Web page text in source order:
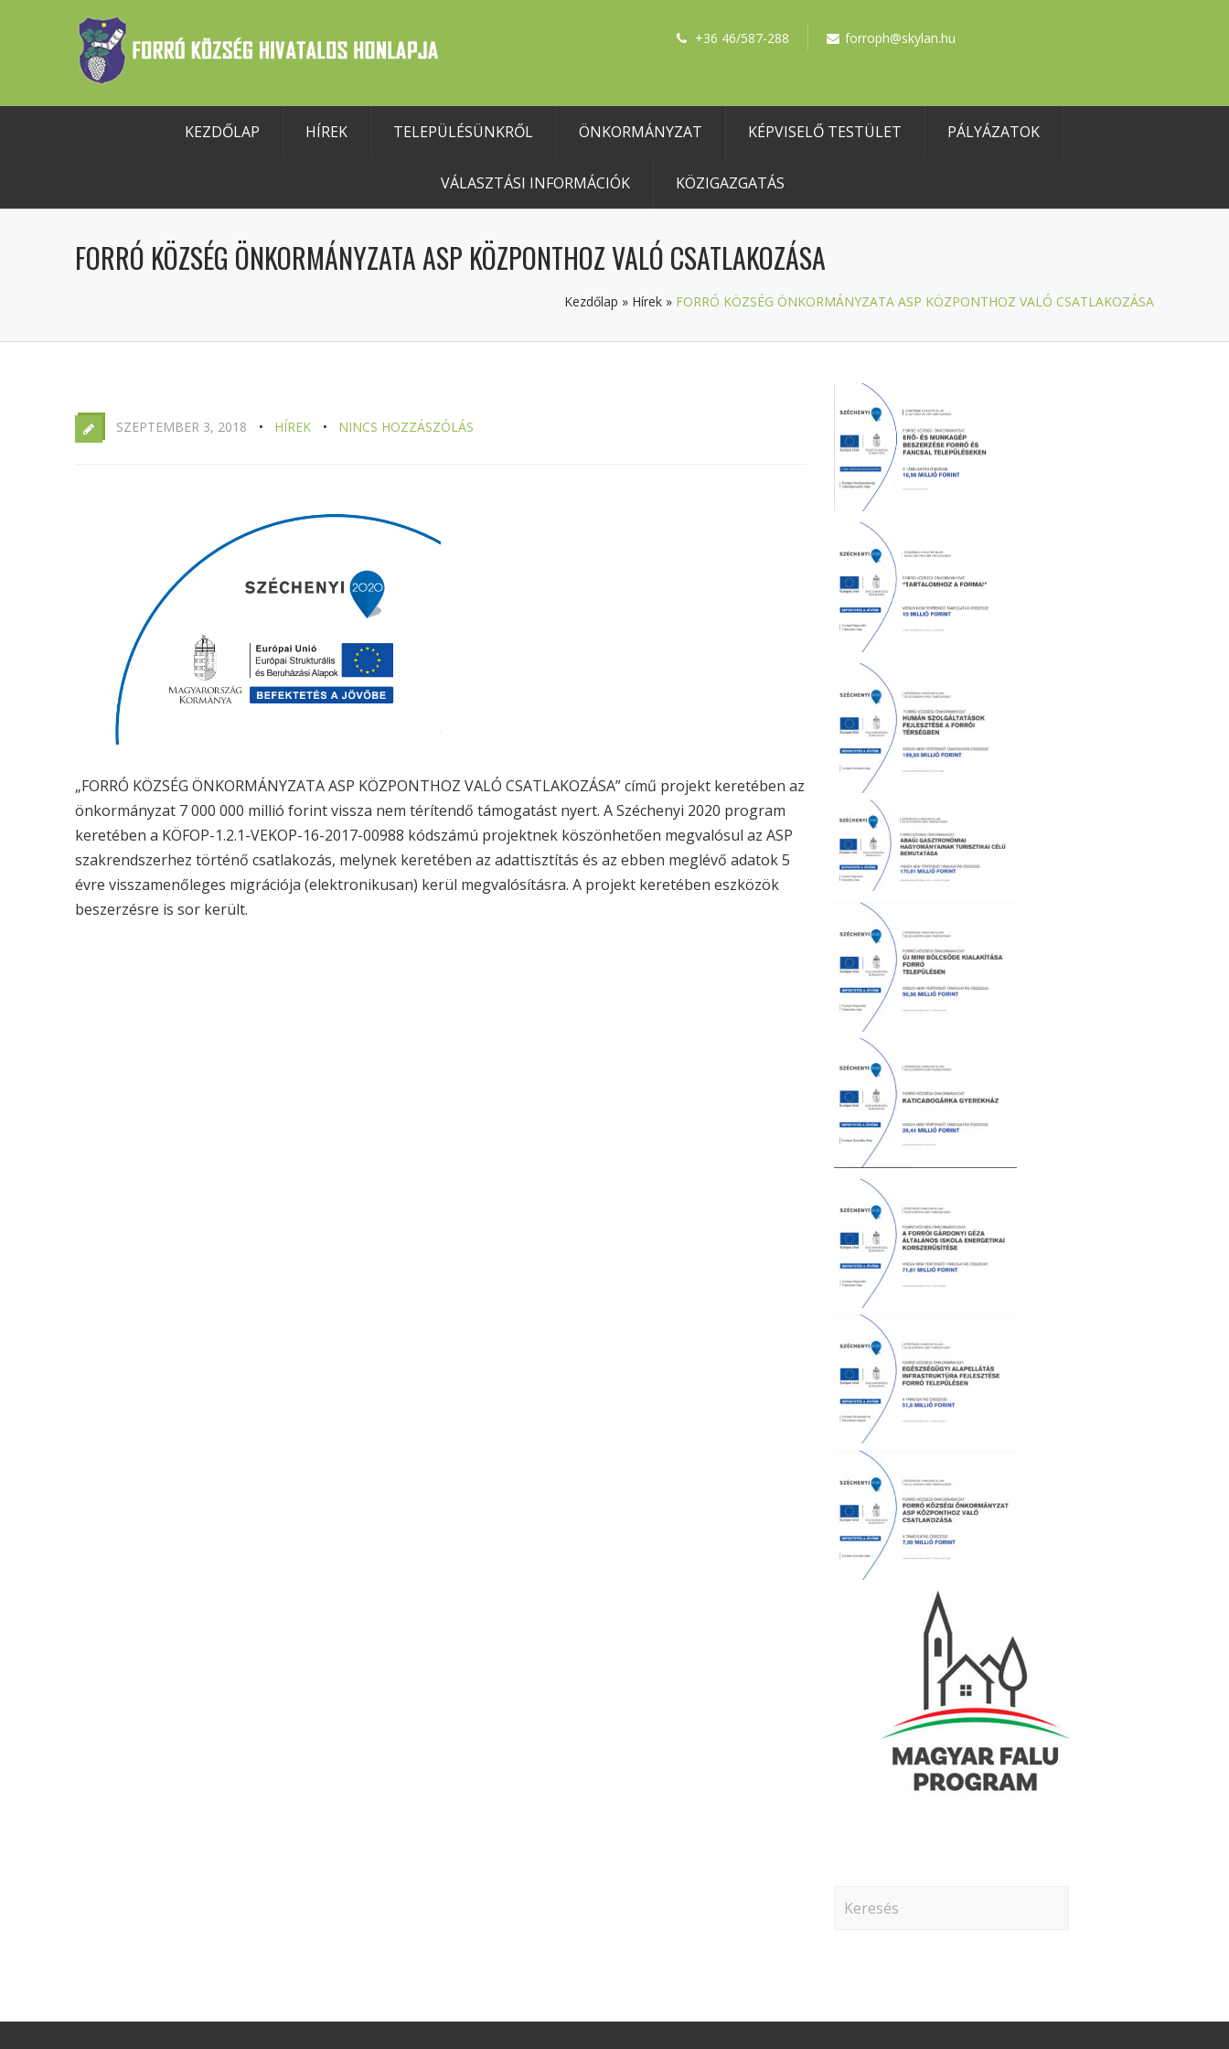
+36 46/587-288 forroph@skylan.hu
KEZDŐLAP HÍREK TELEPÜLÉSÜNKRŐL ÖNKORMÁNYZAT KÉPVISELŐ TESTÜLET PÁLYÁZATOK
VÁLASZTÁSI INFORMÁCIÓK KÖZIGAZGATÁS
FORRÓ KÖZSÉG ÖNKORMÁNYZATA ASP KÖZPONTHOZ VALÓ CSATLAKOZÁSA
Kezdőlap » Hírek » FORRÓ KÖZSÉG ÖNKORMÁNYZATA ASP KÖZPONTHOZ VALÓ CSATLAKOZÁSA
SZEPTEMBER 3, 2018 HÍREK NINCS HOZZÁSZÓLÁS
„FORRÓ KÖZSÉG ÖNKORMÁNYZATA ASP KÖZPONTHOZ VALÓ CSATLAKOZÁSA” című projekt keretében az
önkormányzat 7 000 000 millió forint vissza nem térítendő támogatást nyert. A Széchenyi 2020 program
keretében a KÖFOP-1.2.1-VEKOP-16-2017-00988 kódszámú projektnek köszönhetően megvalósul az ASP
szakrendszerhez történő csatlakozás, melynek keretében az adattisztítás és az ebben meglévő adatok 5
évre visszamenőleges migrációja (elektronikusan) kerül megvalósításra. A projekt keretében eszközök
beszerzésre is sor került.